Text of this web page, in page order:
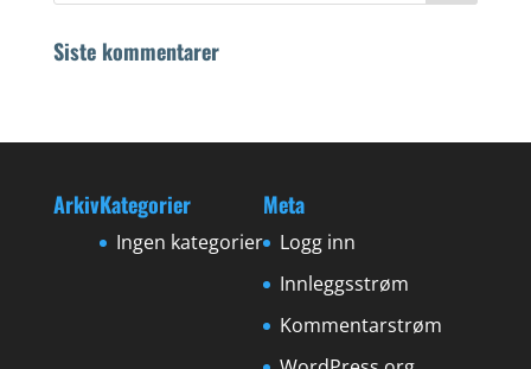
Siste kommentarer
ArkivKategorier
Ingen kategorier
Meta
Logg inn
Innleggsstrøm
Kommentarstrøm